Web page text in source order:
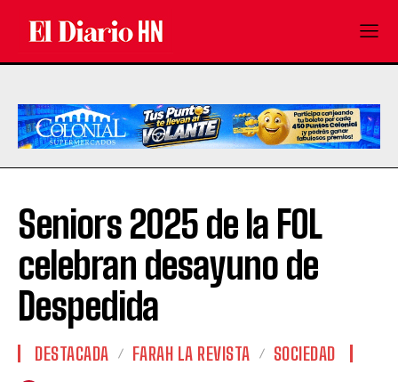
Seniors 2025 de la FOL
celebran desayuno de
Despedida
DESTACADA FARAH LA REVISTA SOCIEDAD